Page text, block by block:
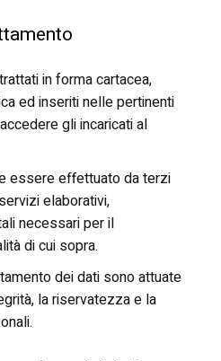
in forma cartacea,
ed inseriti nelle pertinenti
gli incaricati al
essere effettuato da terzi
elaborativi,
necessari per il
di cui sopra.
dei dati sono attuate
la riservatezza e la